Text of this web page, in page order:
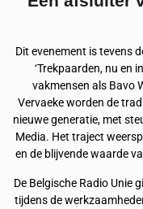
Dit evenement is tevens
‘Trekpaarden, nu en
vakmensen als Bavo
Vervaeke worden de
nieuwe generatie, met
Media. Het traject
en de blijvende waarde
De Belgische Radio Unie
tijdens de